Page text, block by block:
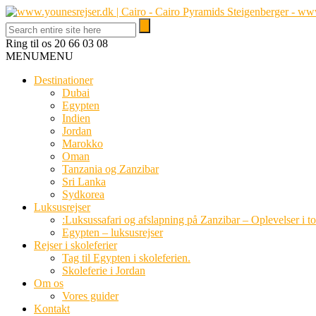
Ring til os 20 66 03 08
MENUMENU
Destinationer
Dubai
Egypten
Indien
Jordan
Marokko
Oman
Tanzania og Zanzibar
Sri Lanka
Sydkorea
Luksusrejser
:Luksussafari og afslapning på Zanzibar – Oplevelser i
Egypten – luksusrejser
Rejser i skoleferier
Tag til Egypten i skoleferien.
Skoleferie i Jordan
Om os
Vores guider
Kontakt